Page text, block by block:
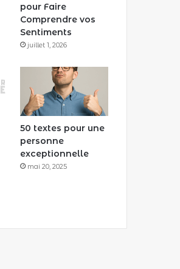
pour Faire
Comprendre vos
Sentiments
juillet 1, 2026
50 textes pour une
personne
exceptionnelle
mai 20, 2025